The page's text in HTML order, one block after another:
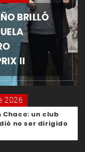
BRILLÓ
II
2026
Chaco: un club
no ser dirigido